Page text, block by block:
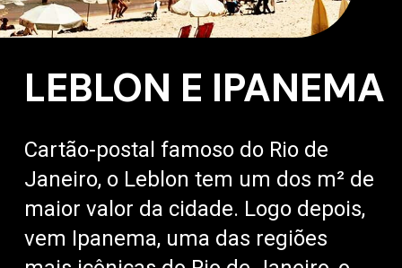
LEBLON E IPANEMA
Cartão-postal famoso do Rio de
Janeiro, o Leblon tem um dos m² de
maior valor da cidade. Logo depois,
vem Ipanema, uma das regiões